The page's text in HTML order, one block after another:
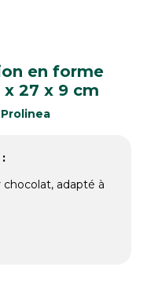
en forme
27 x 9 cm
Prolinea
adapté à